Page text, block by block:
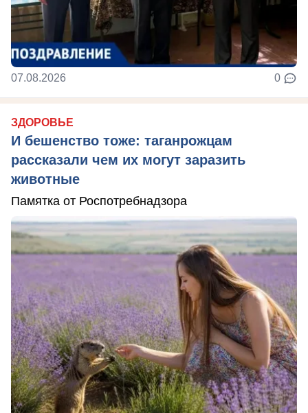
07.08.2026 0
ЗДОРОВЬЕ
И бешенство тоже: таганрожцам
рассказали чем их могут заразить
животные
Памятка от Роспотребнадзора